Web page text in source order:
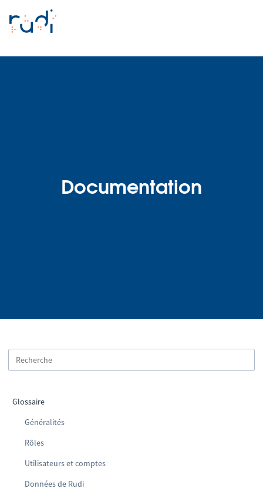
Documentation
Glossaire
Généralités
Rôles
Utilisateurs et comptes
Données de Rudi